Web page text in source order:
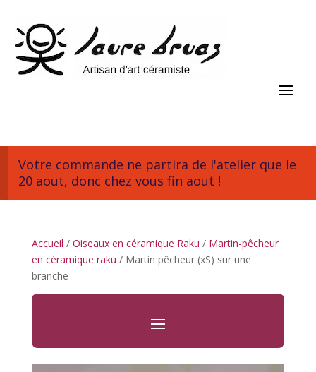
Votre commande ne partira de l'atelier que le
20 aout, donc chez vous fin aout !
Accueil / Oiseaux en céramique Raku / Martin-pêcheur
en céramique raku / Martin pêcheur (xS) sur une
branche